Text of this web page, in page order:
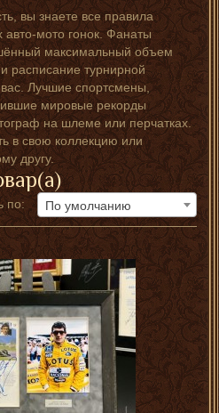
вы знаете все правила
мото гонок. Фанаты
максимальный объем
расписание турнирной
Лучшие спортсмены,
мировые рекорды
на шлеме или перчатках.
в свою коллекцию или
другу.
по: По умолчанию